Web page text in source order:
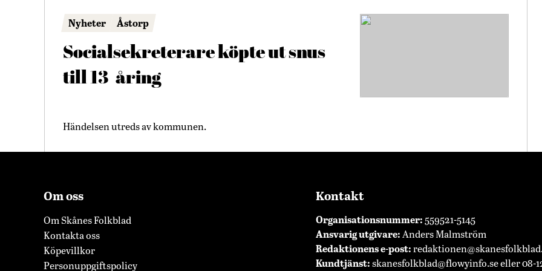
Nyheter Åstorp
Socialsekreterare köpte ut snus
till 13-åring
Händelsen utreds av kommunen.
Om oss
Om Skånes Folkblad
Kontakta oss
Köpevillkor
Personuppgiftspolicy
Kontakt
Organisationsnummer: 559521-5145
Ansvarig utgivare: Anders Malmström
Redaktionense-post:
Kundtjänst:skanesfolkblad@flowyinfo.seeller 08-